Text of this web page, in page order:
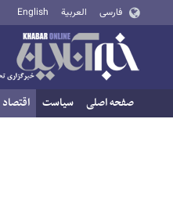
فارسی العربية English
صفحه اصلی سیاست اقتصاد